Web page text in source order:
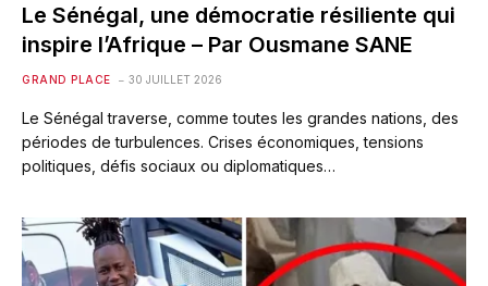
Le Sénégal, une démocratie résiliente qui
inspire l’Afrique – Par Ousmane SANE
GRAND PLACE 30 JUILLET 2026
Le Sénégal traverse, comme toutes les grandes nations, des
périodes de turbulences. Crises économiques, tensions
politiques, défis sociaux ou diplomatiques…